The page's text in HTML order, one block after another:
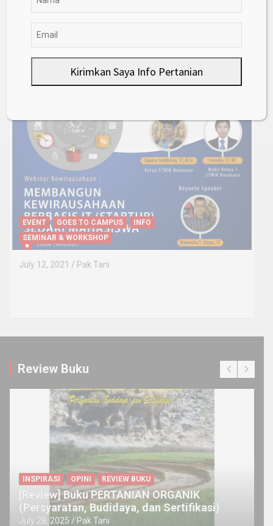
September 12, 2025 Pak Tani
Goes to Campus
EVENT GOES TO CAMPUS
INFO
SEMINAR & WORKSHOP
July 12, 2021 Pak Tani
Review Buku
INSPIRASI OPINI REVIEW BUKU
[Review] Buku PERTANIAN ORGANIK
(Persyaratan, Budidaya, dan Sertifikasi)
July 28, 2025 Pak Tani
Kirimkan Saya Info Pertanian